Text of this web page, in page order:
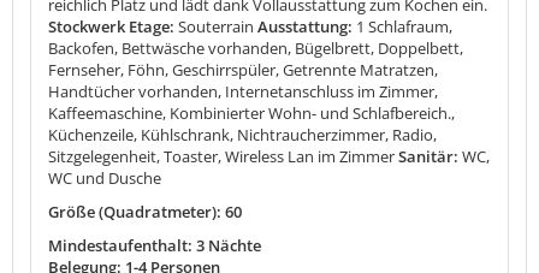
reichlich Platz und lädt dank Vollausstattung zum Kochen ein.
Stockwerk Etage: Souterrain Ausstattung: 1 Schlafraum,
Backofen, Bettwäsche vorhanden, Bügelbrett, Doppelbett,
Fernseher, Föhn, Geschirrspüler, Getrennte Matratzen,
Handtücher vorhanden, Internetanschluss im Zimmer,
Kaffeemaschine, Kombinierter Wohn- und Schlafbereich.,
Küchenzeile, Kühlschrank, Nichtraucherzimmer, Radio,
Sitzgelegenheit, Toaster, Wireless Lan im ZimmerSanitär: WC,
WC und Dusche
Größe (Quadratmeter): 60
Mindestaufenthalt: 3 Nächte
Belegung: 1-4 Personen